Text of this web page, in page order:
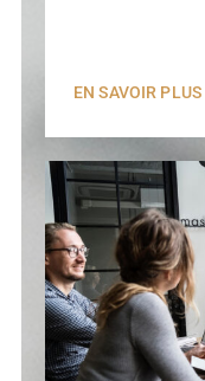
EN SAVOIR PLUS